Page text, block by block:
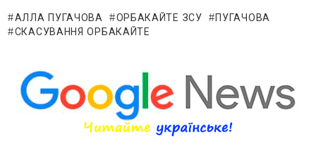
АЛЛА ПУГАЧОВА ОРБАКАЙТЕ ЗСУ
ПУГАЧОВА
СКАСУВАННЯ ОРБАКАЙТЕ